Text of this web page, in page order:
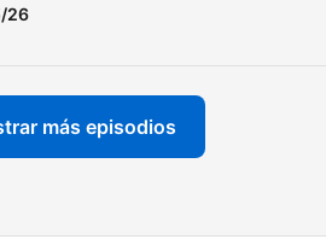
26
más episodios